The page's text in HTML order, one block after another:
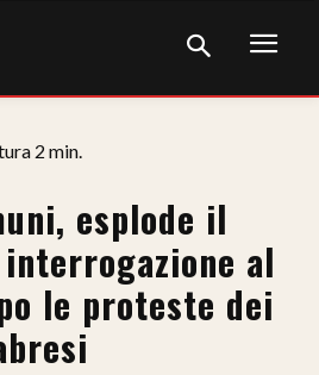
2 min.
esplode il
al
le proteste dei